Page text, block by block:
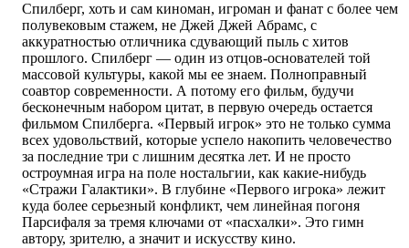
Спилберг, хоть и сам киноман, игроман и фанат с более чем
полувековым стажем, не Джей Джей Абрамс, с
аккуратностью отличника сдувающий пыль с хитов
прошлого. Спилберг — один из отцов-основателей той
массовой культуры, какой мы ее знаем. Полноправный
соавтор современности. А потому его фильм, будучи
бесконечным набором цитат, в первую очередь остается
фильмом Спилберга. «Первый игрок» это не только сумма
всех удовольствий, которые успело накопить человечество
за последние три с лишним десятка лет. И не просто
остроумная игра на поле ностальгии, как какие-нибудь
«Стражи Галактики». В глубине «Первого игрока» лежит
куда более серьезный конфликт, чем линейная погоня
Парсифаля за тремя ключами от «пасхалки». Это гимн
автору, зрителю, а значит и искусству кино.